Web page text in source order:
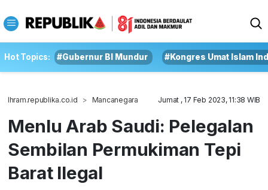
Hot Topics: #Gubernur BI Mundur #Kongres Umat Islam
Ihram.republika.co.id Mancanegara Jumat , 17 Feb 2023, 11:38 WIB
Menlu Arab Saudi: Pelegalan
Sembilan Permukiman Tepi
Barat Ilegal